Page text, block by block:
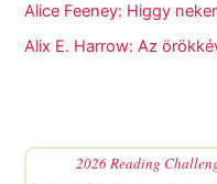
Alice Feeney: Higgy
Alix E. Harrow: Az
2026 Reading